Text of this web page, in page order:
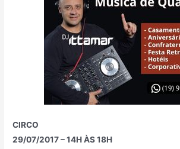
CIRCO
29/07/2017 – 14H ÀS 18H